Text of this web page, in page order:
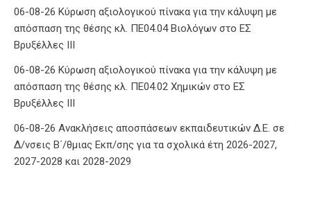
06-08-26 Κύρωση αξιολογικού πίνακα για την κάλυψη με
απόσπαση της θέσης κλ. ΠΕ04.04 Βιολόγων στο ΕΣ
Βρυξέλλες ΙΙΙ
06-08-26 Κύρωση αξιολογικού πίνακα για την κάλυψη με
απόσπαση της θέσης κλ. ΠΕ04.02 Χημικών στο ΕΣ
Βρυξέλλες ΙΙΙ
06-08-26 Ανακλήσεις αποσπάσεων εκπαιδευτικών Δ.Ε. σε
Δ/νσεις Β΄/θμιας Εκπ/σης για τα σχολικά έτη 2026-2027,
2027-2028 και 2028-2029